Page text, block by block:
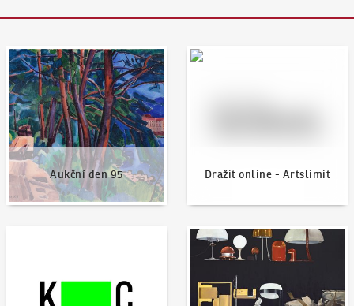
Aukční den 95
Aukční den 95
Dražit online - Artslimit
Dražit online - Artslimit
Aktuality